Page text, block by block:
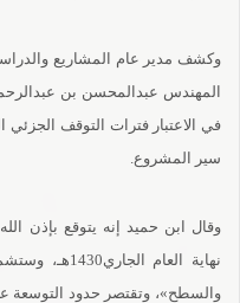
وكشف مدير عام المشاريع
المهندس عبدالمحسن بن
في الاعتبار فترات التوقف
سير المشروع.
وقال ابن حميد إنه يتوقع بإذن
نهاية العام
والسطح»، وتقتصر حدود التوسعة